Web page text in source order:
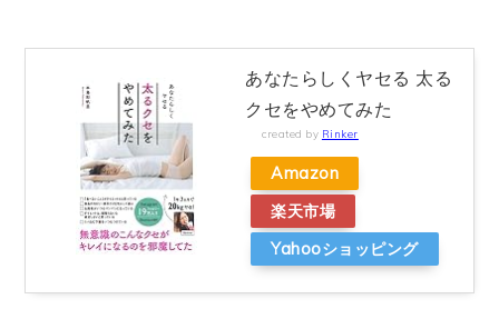
あなたらしくヤセる 太る
クセをやめてみた
created by Rinker
Amazon
楽天市場
Yahooショッピング